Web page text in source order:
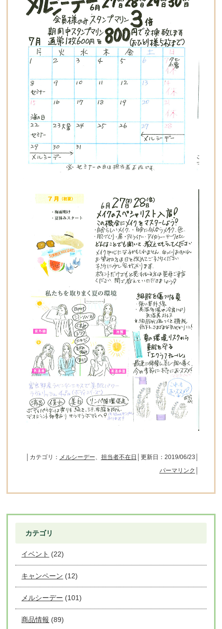
│カテゴリ： メルシーデー 担当者不在日
│更新日：2019/06/23│
パーマリンク
カテゴリ
イベント (22)
キャンペーン (12)
メルシーデー (101)
商品情報 (89)